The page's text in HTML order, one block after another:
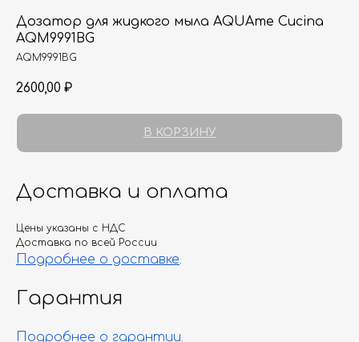
Дозатор для жидкого мыла AQUAme Cucina
AQM9991BG
AQM9991BG
2600,00 ₽
В КОРЗИНУ
Доставка и оплата
Цены указаны с НДС
Доставка по всей России
Подробнее о доставке.
Гарантия
Подробнее о гарантии.